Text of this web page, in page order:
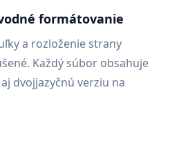
formátovanie
a rozloženie strany
Každý súbor obsahuje
dvojjazyčnú verziu na